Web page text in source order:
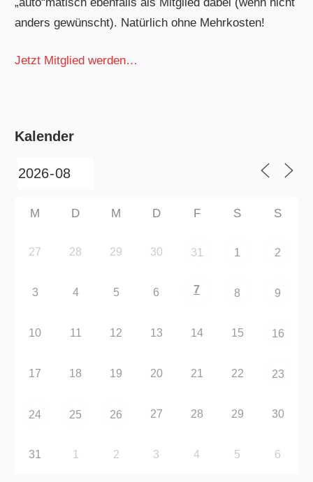
anders gewünscht). Natürlich ohne Mehrkosten!
Jetzt Mitglied werden…
Kalender
M D M D F S S
27 28 29 30 31 1 2
3 4 5 6 7 8 9
10 11 12 13 14 15 16
17 18 19 20 21 22 23
24 25 26 27 28 29 30
31 1 2 3 4 5 6